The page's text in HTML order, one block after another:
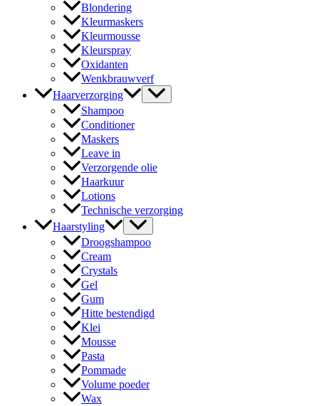
Blondering
Kleurmaskers
Kleurmousse
Kleurspray
Oxidanten
Wenkbrauwverf
Haarverzorging
Shampoo
Conditioner
Maskers
Leave in
Verzorgende olie
Haarkuur
Lotions
Technische verzorging
Haarstyling
Droogshampoo
Cream
Crystals
Gel
Gum
Hitte bestendigd
Klei
Mousse
Pasta
Pommade
Volume poeder
Wax